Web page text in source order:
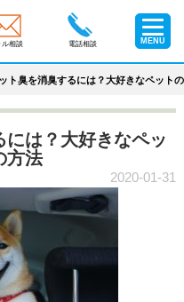
ル相談 電話相談 MENU
ト臭を消臭するには？大好きなペット
は？大好きなペッ
方法
2020-01-31